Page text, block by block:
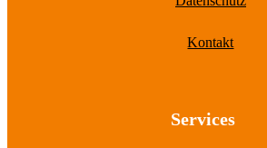
Kontakt
Services